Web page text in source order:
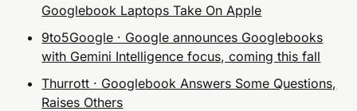
Googlebook Laptops Take On Apple
9to5Google · Google announces Googlebooks
with Gemini Intelligence focus, coming this fall
Thurrott · Googlebook Answers Some Questions,
Raises Others